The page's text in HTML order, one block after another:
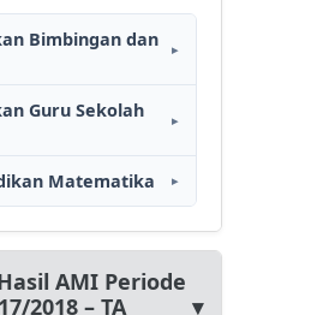
Bimbingan dan
▸
Guru Sekolah
▸
Matematika ▸
AMI Periode
2018 – TA
▾